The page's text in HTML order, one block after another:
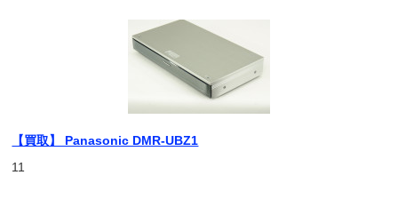
【買取】 Panasonic DMR-UBZ1
11